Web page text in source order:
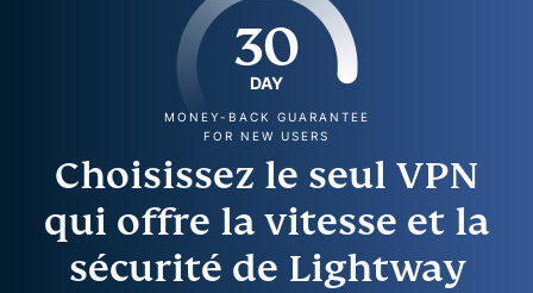
30
DAY
MONEY-BACK GUARANTEE
FOR NEW USERS
Choisissez le seul VPN
qui offre la vitesse et la
sécurité de Lightway